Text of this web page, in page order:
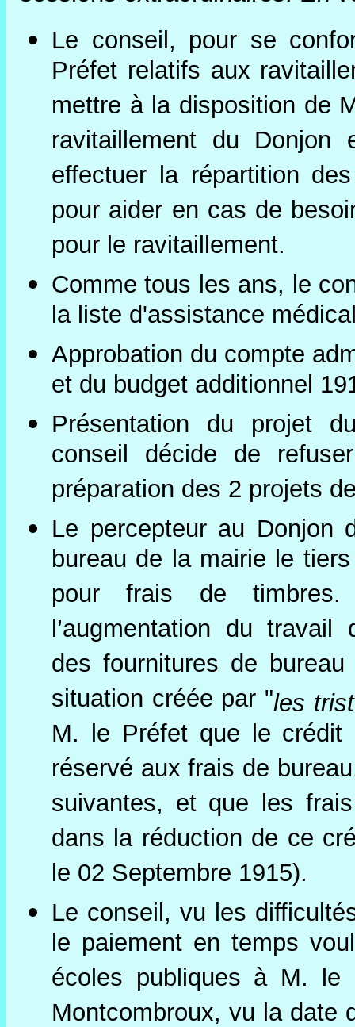
Le conseil, pour se
Préfet relatifs aux
mettre à la disposition de
ravitaillement du
effectuer la répartition
pour aider en cas de
pour le ravitaillement.
Comme tous les ans, le
la liste d'assistance
Approbation du compte
et du budget additionnel
Présentation du projet
conseil décide de
préparation des 2 projets
Le percepteur au Donjon
bureau de la mairie le
pour frais de
l’augmentation du travail
des fournitures de
situation créée par "les
M. le Préfet que le crédit
réservé aux frais de
suivantes, et que les
dans la réduction de ce
le 02 Septembre 1915).
Le conseil, vu les
le paiement en temps
écoles publiques à M.
Montcombroux, vu la date